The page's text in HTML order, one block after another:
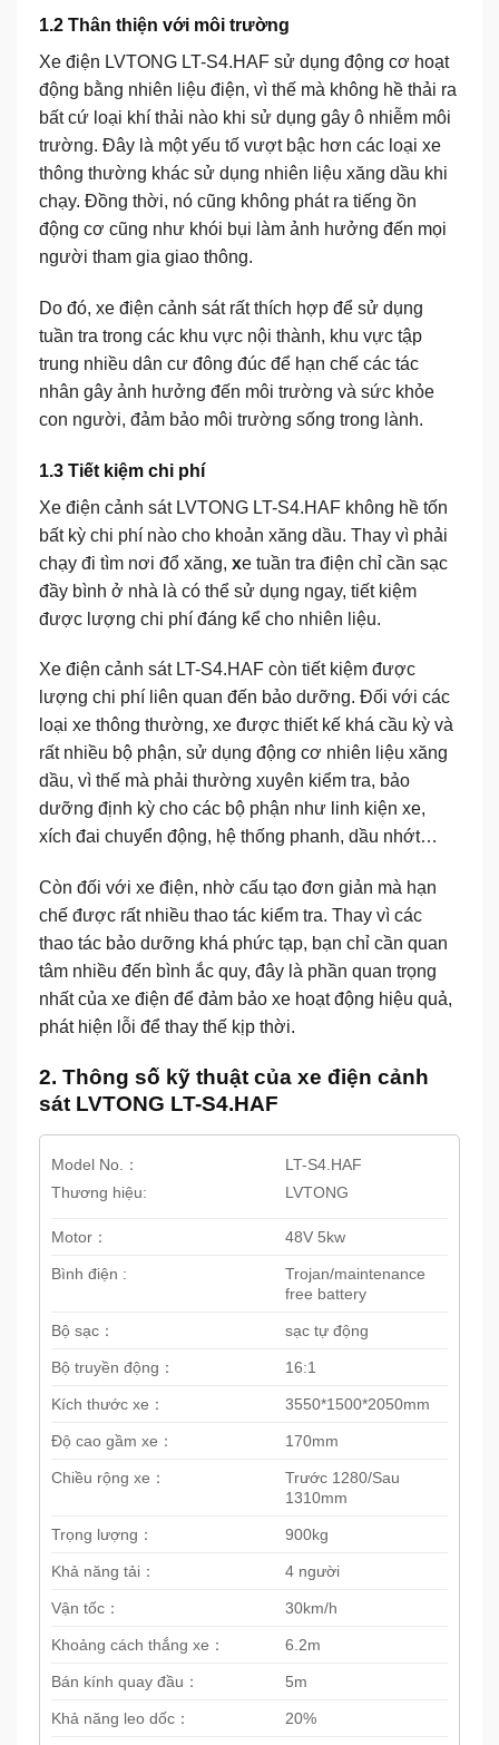
1.2 Thân thiện với môi trường
Xe điện LVTONG LT-S4.HAF sử dụng động cơ hoạt
động bằng nhiên liệu điện, vì thế mà không hề thải ra
bất cứ loại khí thải nào khi sử dụng gây ô nhiễm môi
trường. Đây là một yếu tố vượt bậc hơn các loại xe
thông thường khác sử dụng nhiên liệu xăng dầu khi
chạy. Đồng thời, nó cũng không phát ra tiếng ồn
động cơ cũng như khói bụi làm ảnh hưởng đến mọi
người tham gia giao thông.
Do đó, xe điện cảnh sátrất thích hợp để sử dụng
tuần tra trong các khu vực nội thành, khu vực tập
trung nhiều dân cư đông đúc để hạn chế các tác
nhân gây ảnh hưởng đến môi trường và sức khỏe
con người, đảm bảo môi trường sống trong lành.
1.3 Tiết kiệm chi phí
Xe điện cảnh sát LVTONG LT-S4.HAF không hề tốn
bất kỳ chi phí nào cho khoản xăng dầu. Thay vì phải
chạy đi tìm nơi đổ xăng, xe tuần tra điện chỉ cần sạc
đầy bình ở nhà là có thể sử dụng ngay, tiết kiệm
được lượng chi phí đáng kể cho nhiên liệu.
Xe điện cảnh sát LT-S4.HAF còn tiết kiệm được
lượng chi phí liên quan đến bảo dưỡng. Đối với các
loại xe thông thường, xe được thiết kế khá cầu kỳ và
rất nhiều bộ phận, sử dụng động cơ nhiên liệu xăng
dầu, vì thế mà phải thường xuyên kiểm tra, bảo
dưỡng định kỳ cho các bộ phận như linh kiện xe,
xích đai chuyển động, hệ thống phanh, dầu nhớt…
Còn đối với xe điện, nhờ cấu tạo đơn giản mà hạn
chế được rất nhiều thao tác kiểm tra. Thay vì các
thao tác bảo dưỡng khá phức tạp, bạn chỉ cần quan
tâm nhiều đến bình ắc quy, đây là phần quan trọng
nhất của xe điện để đảm bảo xe hoạt động hiệu quả,
phát hiện lỗi để thay thế kịp thời.
2. Thông số kỹ thuật của xe điện cảnh
sát LVTONG LT-S4.HAF
Model No.：
Thương hiệu:
LT-S4.HAF
LVTONG
Motor： 48V 5kw
Bình điện :
Trojan/maintenance
free battery
Bộ sạc： sạc tự động
Bộ truyền động： 16:1
Kích thước xe： 3550*1500*2050mm
Độ cao gầm xe： 170mm
Chiều rộng xe：
Trước 1280/Sau
1310mm
Trọng lượng： 900kg
Khả năng tải： 4 người
Vận tốc： 30km/h
Khoảng cách thắng xe： 6.2m
Bán kính quay đầu： 5m
Khả năng leo dốc： 20%